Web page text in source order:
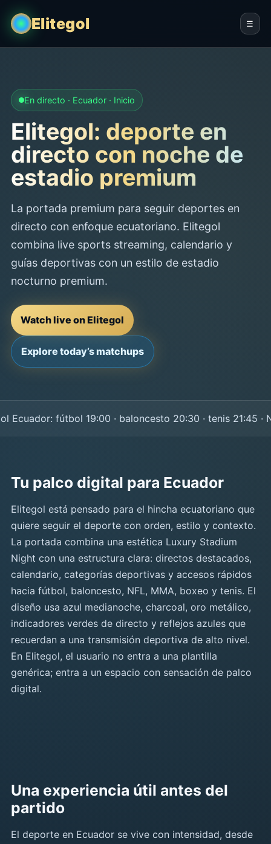
Elitegol ☰
En directo · Ecuador · Inicio
Elitegol: deporte en
directo con noche de
estadio premium
La portada premium para seguir deportes en
directo con enfoque ecuatoriano. Elitegol
combina live sports streaming, calendario y
guías deportivas con un estilo de estadio
nocturno premium.
Watch live on Elitegol
Explore today’s matchups
fútbol 19:00 · baloncesto 20:30 · tenis 21:45 ·
Tu palco digital para Ecuador
Elitegol está pensado para el hincha ecuatoriano que
quiere seguir el deporte con orden, estilo y contexto.
La portada combina una estética Luxury Stadium
Night con una estructura clara: directos destacados,
calendario, categorías deportivas y accesos rápidos
hacia fútbol, baloncesto, NFL, MMA, boxeo y tenis. El
diseño usa azul medianoche, charcoal, oro metálico,
indicadores verdes de directo y reflejos azules que
recuerdan a una transmisión deportiva de alto nivel.
En Elitegol, el usuario no entra a una plantilla
genérica; entra a un espacio con sensación de palco
digital.
Una experiencia útil antes del
partido
El deporte en Ecuador se vive con intensidad, desde